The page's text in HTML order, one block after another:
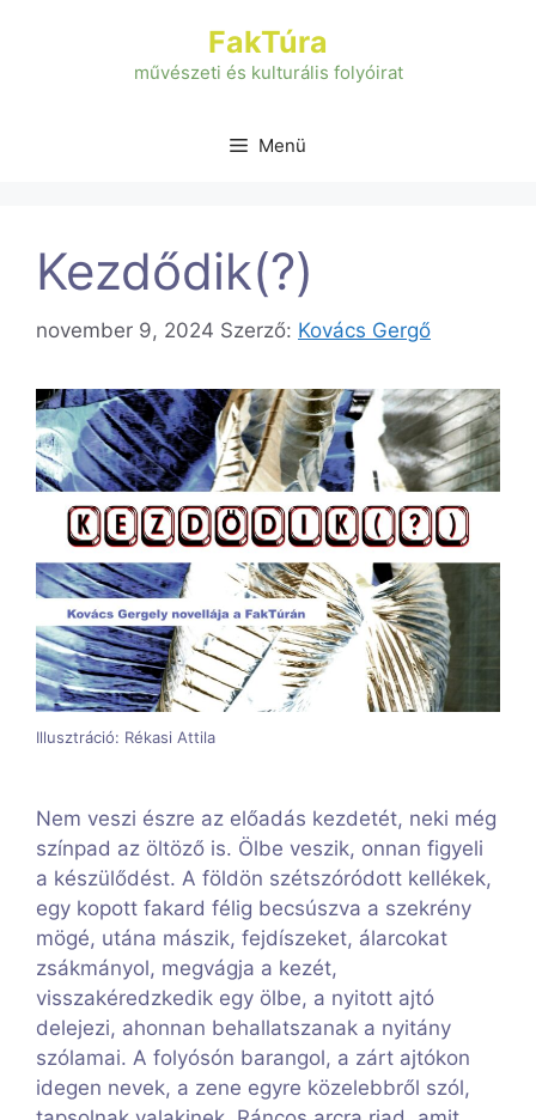
FakTúra
művészeti és kulturális folyóirat
Menü
Kezdődik(?)
november 9, 2024 Szerző: Kovács Gergő
Illusztráció: Rékasi Attila
Nem veszi észre az előadás kezdetét, neki még
színpad az öltöző is. Ölbe veszik, onnan figyeli
a készülődést. A földön szétszóródott kellékek,
egy kopott fakard félig becsúszva a szekrény
mögé, utána mászik, fejdíszeket, álarcokat
zsákmányol, megvágja a kezét,
visszakéredzkedik egy ölbe, a nyitott ajtó
delejezi, ahonnan behallatszanak a nyitány
szólamai. A folyósón barangol, a zárt ajtókon
idegen nevek, a zene egyre közelebbről szól,